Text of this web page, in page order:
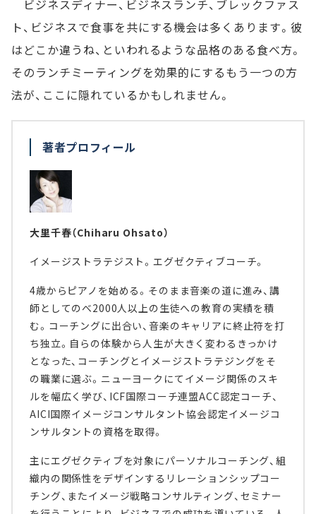
ビジネスディナー、ビジネスランチ、ブレックファス
ト、ビジネスで食事を共にする機会は多くあります。彼
はどこか違うね、といわれるような品格のある食べ方。
そのランチミーティングを効果的にするもう一つの方
法が、ここに隠れているかもしれません。
著者プロフィール
大里千春（Chiharu Ohsato）
イメージストラテジスト。エグゼクティブコーチ。
4歳からピアノを始める。そのまま音楽の道に進み、講
師としてのべ2000人以上の生徒への教育の実績を積
む。コーチングに出合い、音楽のキャリアに終止符を打
ち独立。自らの体験から人生が大きく変わるきっかけ
となった、コーチングとイメージストラテジングをそ
の職業に選ぶ。ニューヨークにてイメージ関係のスキ
ルを幅広く学び、ICF国際コーチ連盟ACC認定コーチ、
AICI国際イメージコンサルタント協会認定イメージコ
ンサルタントの資格を取得。
主にエグゼクティブを対象にパーソナルコーチング、組
織内の関係性をデザインするリレーションシップコー
チング、またイメージ戦略コンサルティング、セミナー